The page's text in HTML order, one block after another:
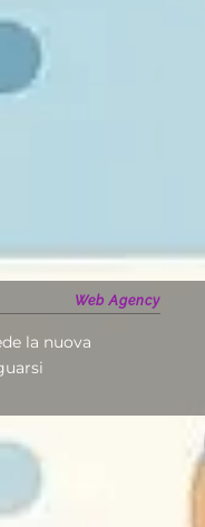
Web Agency
la nuova